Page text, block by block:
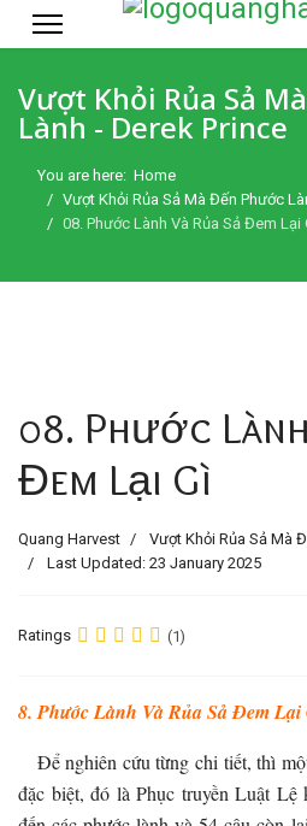
Vượt Khỏi Rủa Sả
Lành - Derek Prince
You are here: Home
Vượt Khỏi Rủa Sả Mà Đến Phước
08. Phước Lành Và Rủa Sả Đem Lại
08. Phước
Đem Lại Gì
Quang Harvest
Vượt Khỏi Rủa Sả Mà
Last Updated: 23 January 2025
Ratings (1)
8. Phước Lành Và Rủa Sả Đem
Để nghiên cứu từng chi tiết, thì
đặc biệt, đó là Phục truyền Luật